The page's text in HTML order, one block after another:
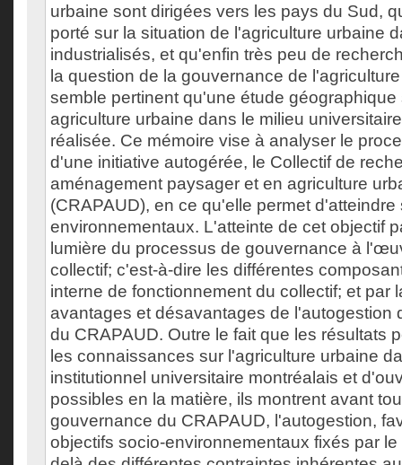
urbaine sont dirigées vers les pays du Sud,
porté sur la situation de l'agriculture urbaine
industrialisés, et qu'enfin très peu de
la question de la gouvernance de
semble pertinent qu'une étude
agriculture urbaine dans le milieu
réalisée. Ce mémoire vise à analyser le
d'une initiative autogérée, le Collectif de
aménagement paysager et en agriculture
(CRAPAUD), en ce qu'elle permet
environnementaux. L'atteinte de cet objectif
lumière du processus de gouvernance à
collectif; c'est-à-dire les différentes
interne de fonctionnement du collectif; et par
avantages et désavantages de l'autogestion
du CRAPAUD. Outre le fait que les résultats
les connaissances sur l'agriculture urbaine
institutionnel universitaire montréalais et
possibles en la matière, ils montrent avant
gouvernance du CRAPAUD, l'autogestion,
objectifs socio-environnementaux fixés par